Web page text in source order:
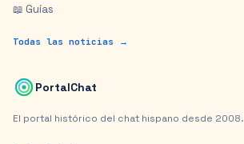
📖 Guías
Todas las noticias →
PortalChat
El portal histórico del chat hispano desde 2008.